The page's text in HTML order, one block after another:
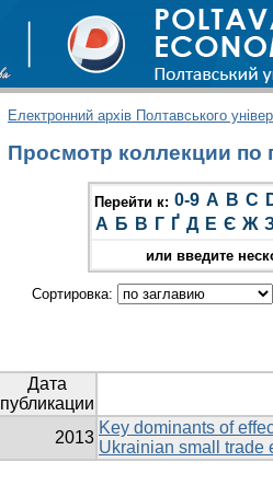
Електронний архів Полтавського
Просмотр коллекции по
Перейти к: 0-9 A B C
А Б В Г Ґ Д Е Є Ж
или введите
Сортировка:
Дата
публикации
2013
Key dominants of
Ukrainian small trade